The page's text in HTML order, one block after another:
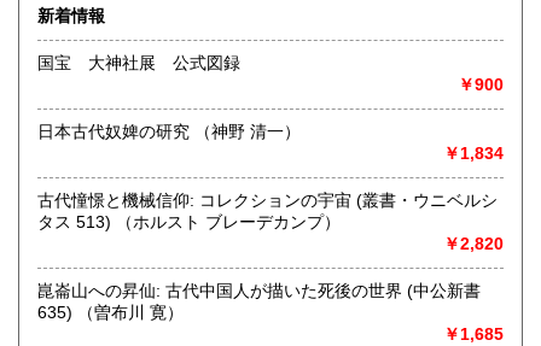
沖縄県
・書店様、公共機関様からの公費（請求書払い）でのご注文
・全国古書書籍商組合連合会加盟の古書店様につきまして
は、商品代金に対して書店間割引を適用させていただきま
セージにてご連絡くださいますようお願い申し上げます。
沿線名：京王相模原線
最寄駅：南大沢駅
営業時間：9時～16時
定休日：日曜日 年末年始12月27日～1月5日までお休みとな
ります。
書籍の買取について
新着情報
国宝 大神社展 公式図録
￥900
日本古代奴婢の研究 （神野 清一）
￥1,834
古代憧憬と機械信仰: コレクションの宇宙 (叢書・ウニベルシ
タス 513) （ホルスト ブレーデカンプ）
￥2,820
崑崙山への昇仙: 古代中国人が描いた死後の世界 (中公新書
635) （曽布川 寛）
￥1,685